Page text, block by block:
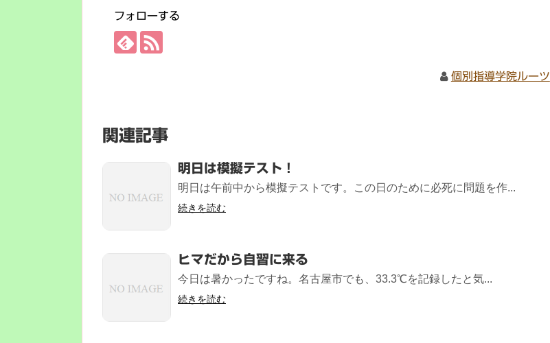
フォローする
個別指導学院ルーツ
関連記事
明日は模擬テスト！
明日は午前中から模擬テストです。この日のために必死に問題を作...
続きを読む
ヒマだから自習に来る
今日は暑かったですね。名古屋市でも、33.3℃を記録したと気...
続きを読む